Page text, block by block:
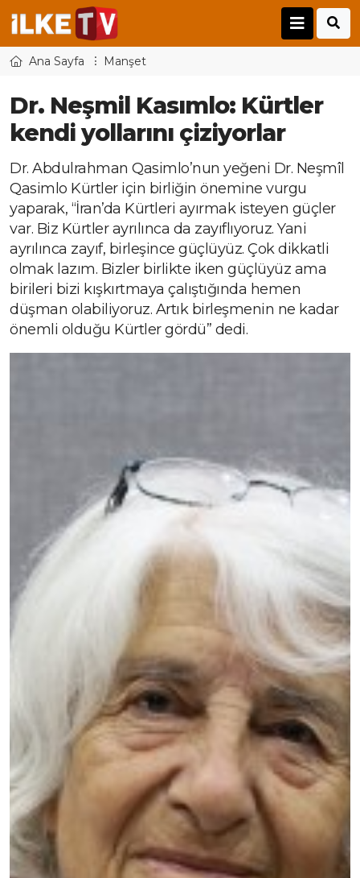
Ana Sayfa Manşet
Dr. Neşmil Kasımlo: Kürtler
kendi yollarını çiziyorlar
Dr. Abdulrahman Qasimlo’nun yeğeni Dr. Neşmîl
Qasimlo Kürtler için birliğin önemine vurgu
yaparak, “İran’da Kürtleri ayırmak isteyen güçler
var. Biz Kürtler ayrılınca da zayıflıyoruz. Yani
ayrılınca zayıf, birleşince güçlüyüz. Çok dikkatli
olmak lazım. Bizler birlikte iken güçlüyüz ama
birileri bizi kışkırtmaya çalıştığında hemen
düşman olabiliyoruz. Artık birleşmenin ne kadar
önemli olduğu Kürtler gördü” dedi.